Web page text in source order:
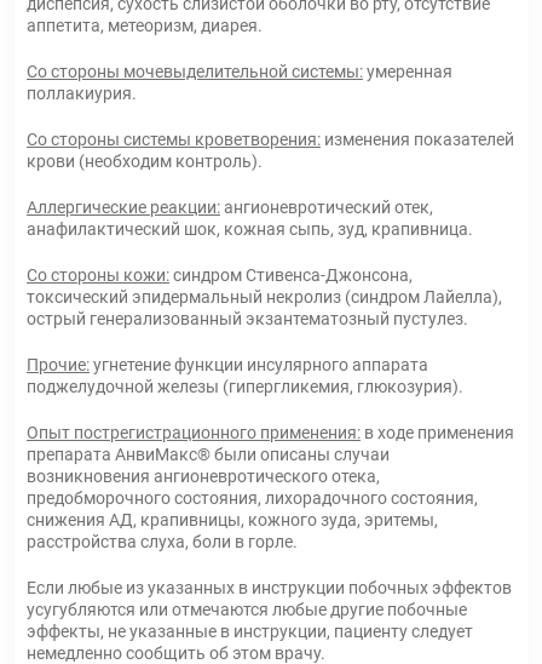
аппетита, метеоризм, диарея.
Со стороны мочевыделительной системы:умеренная
поллакиурия.
Со стороны системы кроветворения: изменения показателей
крови (необходим контроль).
Аллергические реакции:ангионевротический отек,
анафилактический шок, кожная сыпь, зуд, крапивница.
Со стороны кожи:синдром Стивенса-Джонсона,
токсический эпидермальный некролиз (синдром Лайелла),
острый генерализованный экзантематозный пустулез.
Прочие:угнетение функции инсулярного аппарата
поджелудочной железы (гипергликемия, глюкозурия).
Опыт пострегистрационного применения: в ходе применения
препарата АнвиМакс® были описаны случаи
возникновения ангионевротического отека,
предобморочного состояния, лихорадочного состояния,
снижения АД, крапивницы, кожного зуда, эритемы,
расстройства слуха, боли в горле.
Если любые из указанных в инструкции побочных эффектов
усугубляются или отмечаются любые другие побочные
эффекты, не указанные в инструкции, пациенту следует
немедленно сообщить об этом врачу.